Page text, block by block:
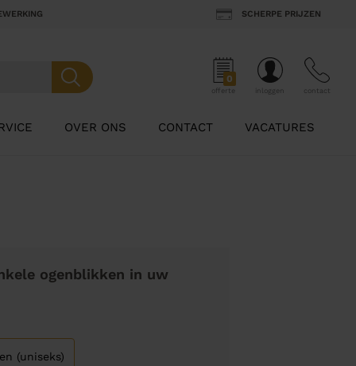
SCHERPE PRIJZEN
0
offerte inloggen contact
OVER ONS CONTACT VACATURES
ogenblikken in uw
(uniseks)